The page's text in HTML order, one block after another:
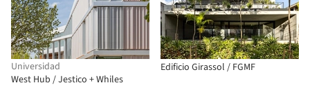
Universidad
West Hub / Jestico + Whiles
Edificio Girassol / FGMF